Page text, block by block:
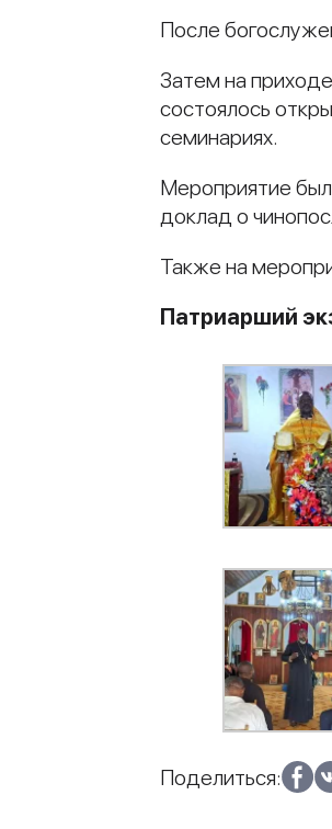
После
Затем на
состоялось
семинариях.
Мероприятие
доклад о
Также на
Патриарший
Поделиться: